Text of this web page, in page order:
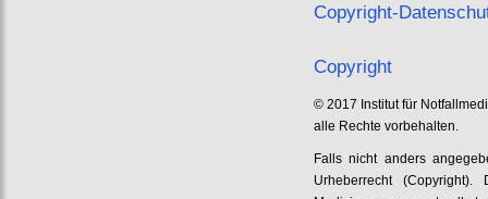
Copyright-
Copyright
© 2017 Institut für
alle Rechte vorbehalten.
Falls nicht anders
Urheberrecht